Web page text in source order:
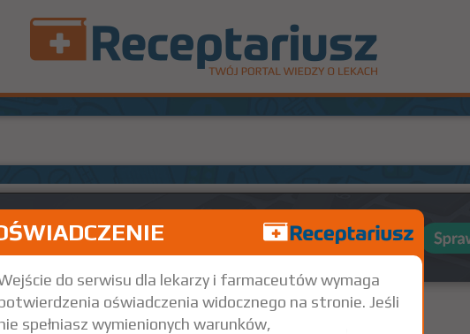
do serwisu dla lekarzy i farmaceutów wymaga
oświadczenia widocznego na stronie. Jeśli
spełniasz wymienionych warunków,